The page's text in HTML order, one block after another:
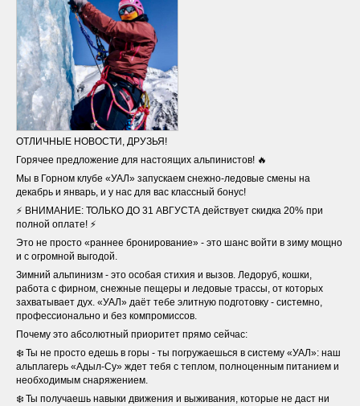
ОТЛИЧНЫЕ НОВОСТИ, ДРУЗЬЯ!
Горячее предложение для настоящих альпинистов! 🔥
Мы в Горном клубе «УАЛ» запускаем снежно-ледовые смены на
декабрь и январь, и у нас для вас классный бонус!
⚡️ ВНИМАНИЕ: ТОЛЬКО ДО 31 АВГУСТА действует скидка 20% при
полной оплате! ⚡️
Это не просто «раннее бронирование» - это шанс войти в зиму мощно
и с огромной выгодой.
Зимний альпинизм - это особая стихия и вызов. Ледоруб, кошки,
работа с фирном, снежные пещеры и ледовые трассы, от которых
захватывает дух. «УАЛ» даёт тебе элитную подготовку - системно,
профессионально и без компромиссов.
Почему это абсолютный приоритет прямо сейчас:
❄️ Ты не просто едешь в горы - ты погружаешься в систему «УАЛ»: наш
альплагерь «Адыл-Су» ждет тебя с теплом, полноценным питанием и
необходимым снаряжением.
❄️ Ты получаешь навыки движения и выживания, которые не даст ни